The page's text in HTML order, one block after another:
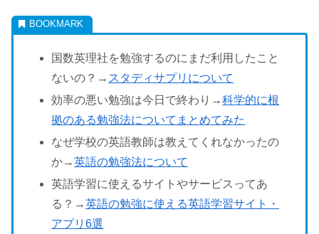
国数英理社を勉強するのにまだ利用したこと
ないの？→ スタディサプリについて
効率の悪い勉強は今日で終わり→科学的に根
拠のある勉強法についてまとめてみた
なぜ学校の英語教師は教えてくれなかったの
か→英語の勉強法について
英語学習に使えるサイトやサービスってあ
る？→英語の勉強に使える英語学習サイト・
アプリ6選